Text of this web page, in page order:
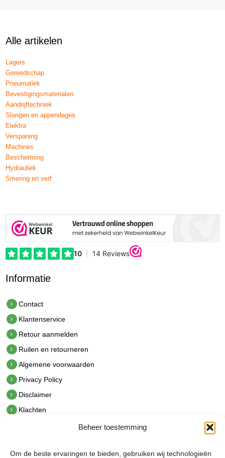
Beheer toestemming
Om de beste ervaringen te bieden, gebruiken wij technologieën
Alle artikelen
Lagers
Gereedschap
Pneumatiek
Bevestigingsmaterialen
Aandrijftechniek
Slangen en appendages
Elektra
Verspaning
Machines
Bescherming
Hydrauliek
Smering en verf
Informatie
Contact
Klantenservice
Retour aanmelden
Ruilen en retourneren
Algemene voorwaarden
Privacy Policy
Disclaimer
Klachten
hetindustriehuis B.V.